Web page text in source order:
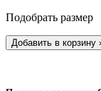
Подобрать размер
Добавить в корзину